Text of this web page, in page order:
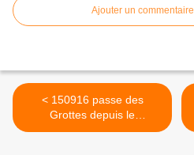
Ajouter un commentaire
< 150916 passe des
Grottes depuis le
CORSAIRE I